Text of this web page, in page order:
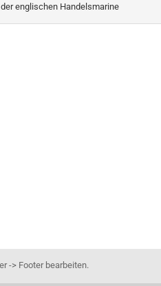
englischen Handelsmarine
-> Footer bearbeiten.